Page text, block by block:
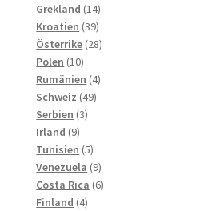
produkter
Grekland 1414
produkter
Kroatien 3939
produkter
Österrike 2828
Polen 1010
produkter
Rumänien 44
Schweiz 4949
Serbien 33
Irland 99
produkter
Tunisien 55
produkter
Venezuela 99
produkter
Costa Rica 66
Finland 44